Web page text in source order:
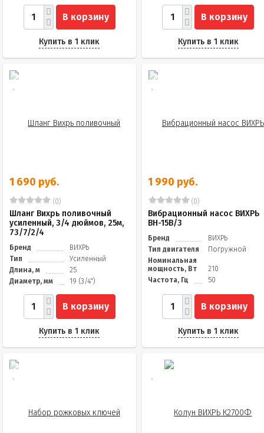
В корзину
Купить в 1 клик
В корзину
Купить в 1 клик
1 690 руб.
(0)
Шланг Вихрь поливочный
усиленный, 3/4 дюймов, 25м,
73/7/2/4
Бренд
ВИХРЬ
Тип
Усиленный
Длина, м
25
Диаметр, мм
19 (3/4")
В корзину
Купить в 1 клик
1 990 руб.
(0)
Вибрационный насос ВИХРЬ
ВН-15В/3
Бренд
ВИХРЬ
Тип двигателя
Погружной
Номинальная
мощность, Вт
210
Частота, Гц
50
В корзину
Купить в 1 клик